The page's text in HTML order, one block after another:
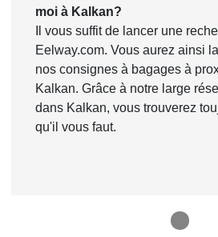
moi à Kalkan?
Il vous suffit de lancer une
Eelway.com. Vous aurez ainsi
nos consignes à bagages à
Kalkan. Grâce à notre large
dans Kalkan, vous trouverez
qu'il vous faut.